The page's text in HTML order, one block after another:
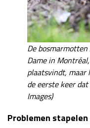
De
Dame in
plaatsvindt, maar
de eerste keer
Images)
Problemen